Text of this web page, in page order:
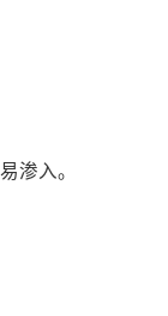
渗入。